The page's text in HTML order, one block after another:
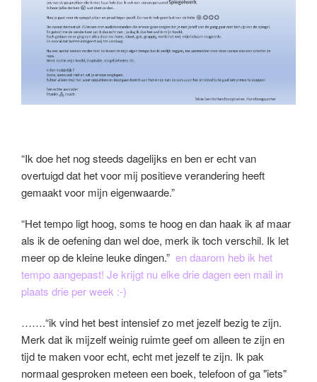
“Ik doe het nog steeds dagelijks en ben er echt van
overtuigd dat het voor mij positieve verandering heeft
gemaakt voor mijn eigenwaarde.”
“Het tempo ligt hoog, soms te hoog en dan haak ik af maar
als ik de oefening dan wel doe, merk ik toch verschil. Ik let
meer op de kleine leuke dingen.” en daarom heb ik het
tempo aangepast! Je krijgt nu elke drie dagen een mail in
plaats drie per week :-)
…….“ik vind het best intensief zo met jezelf bezig te zijn.
Merk dat ik mijzelf weinig ruimte geef om alleen te zijn en
tijd te maken voor echt, echt met jezelf te zijn. Ik pak
normaal gesproken meteen een boek, telefoon of ga "iets"